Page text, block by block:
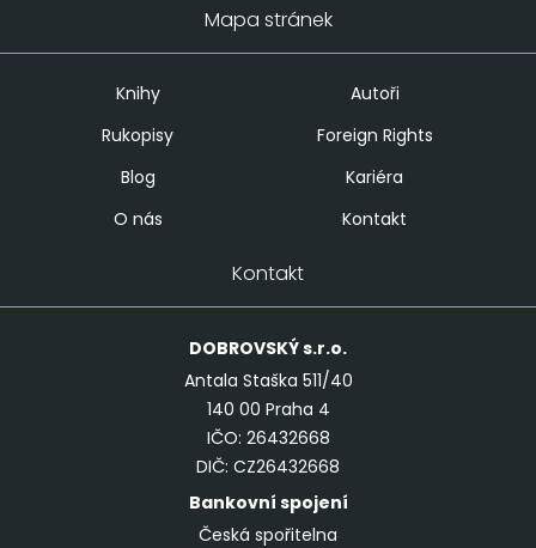
Mapa stránek
Knihy
Autoři
Rukopisy
Foreign Rights
Blog
Kariéra
O nás
Kontakt
Kontakt
DOBROVSKÝs.r.o.
Antala Staška 511/40
140 00 Praha 4
IČO: 26432668
DIČ: CZ26432668
Bankovní spojení
Česká spořitelna